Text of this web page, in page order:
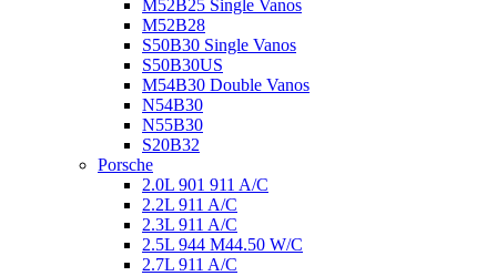
M52B25 Single Vanos
M52B28
S50B30 Single Vanos
S50B30US
M54B30 Double Vanos
N54B30
N55B30
S20B32
Porsche
2.0L 901 911 A/C
2.2L 911 A/C
2.3L 911 A/C
2.5L 944 M44.50 W/C
2.7L 911 A/C